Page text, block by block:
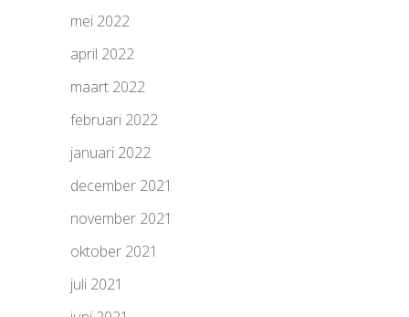
mei 2022
april 2022
maart 2022
februari 2022
januari 2022
december 2021
november 2021
oktober 2021
juli 2021